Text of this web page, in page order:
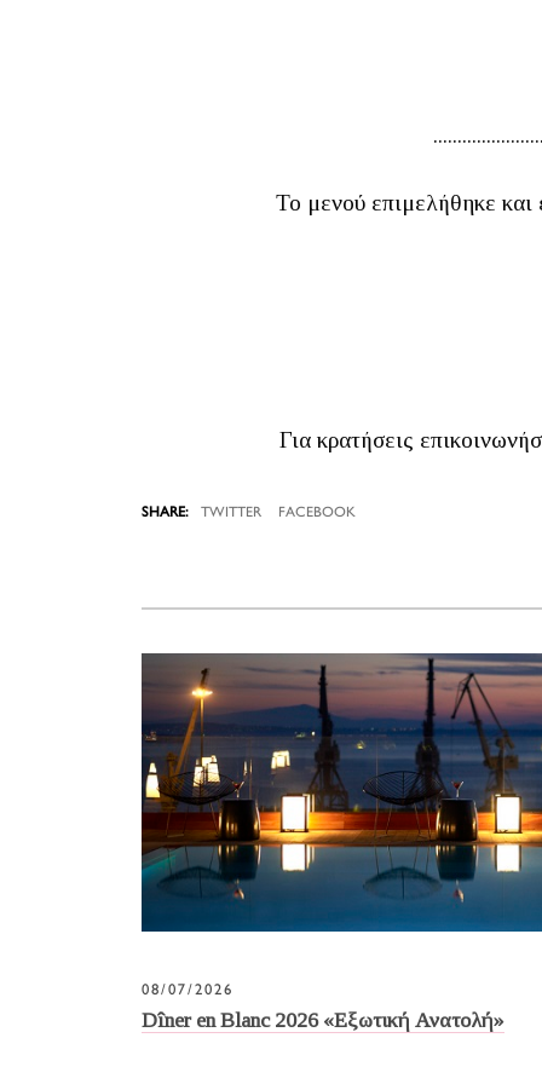
Το μενού επιμελήθηκε
Για κρατήσεις
TWITTER FACEBOOK
08/07/2026
Dîner en Blanc 2026 «Εξωτική Ανατολή»